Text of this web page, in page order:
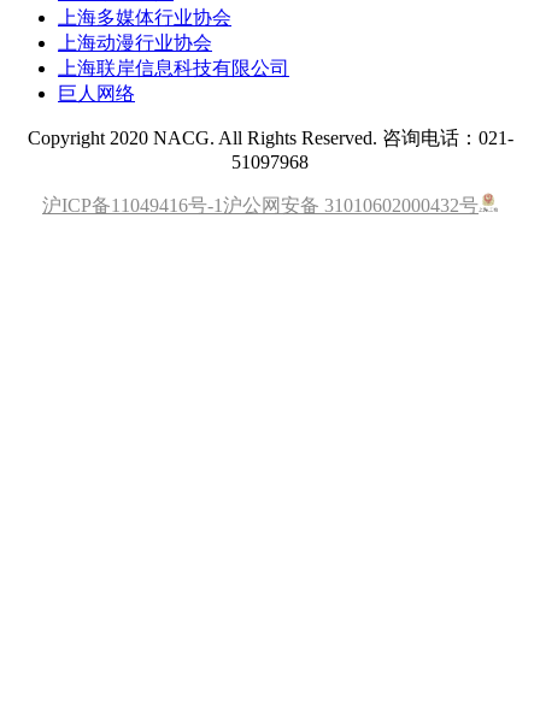
上海多媒体行业协会
上海动漫行业协会
上海联岸信息科技有限公司
巨人网络
Copyright 2020 NACG. All Rights Reserved. 咨询电话：021-
51097968
沪ICP备11049416号-1沪公网安备 31010602000432号